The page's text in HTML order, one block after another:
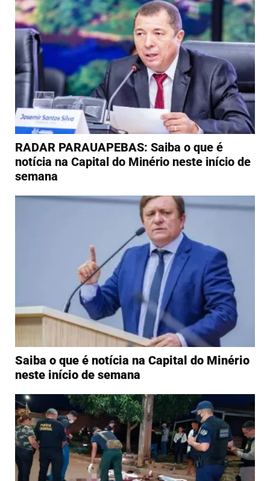
RADAR PARAUAPEBAS: Saiba o que é
notícia na Capital do Minério neste início de
semana
Saiba o que é notícia na Capital do Minério
neste início de semana